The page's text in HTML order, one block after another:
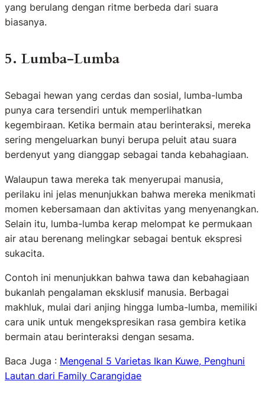
yang berulang dengan ritme berbeda dari suara
biasanya.
5. Lumba-Lumba
Sebagai hewan yang cerdas dan sosial, lumba-lumba
punya cara tersendiri untuk memperlihatkan
kegembiraan. Ketika bermain atau berinteraksi, mereka
sering mengeluarkan bunyi berupa peluit atau suara
berdenyut yang dianggap sebagai tanda kebahagiaan.
Walaupun tawa mereka tak menyerupai manusia,
perilaku ini jelas menunjukkan bahwa mereka menikmati
momen kebersamaan dan aktivitas yang menyenangkan.
Selain itu, lumba-lumba kerap melompat ke permukaan
air atau berenang melingkar sebagai bentuk ekspresi
sukacita.
Contoh ini menunjukkan bahwa tawa dan kebahagiaan
bukanlah pengalaman eksklusif manusia. Berbagai
makhluk, mulai dari anjing hingga lumba-lumba, memiliki
cara unik untuk mengekspresikan rasa gembira ketika
bermain atau berinteraksi dengan sesama.
Baca Juga : Mengenal 5 Varietas Ikan Kuwe, Penghuni
Lautan dari Family Carangidae